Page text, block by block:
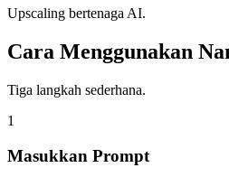
Upscaling bertenaga AI.
Cara Menggunakan
Tiga langkah sederhana.
1
Masukkan Prompt